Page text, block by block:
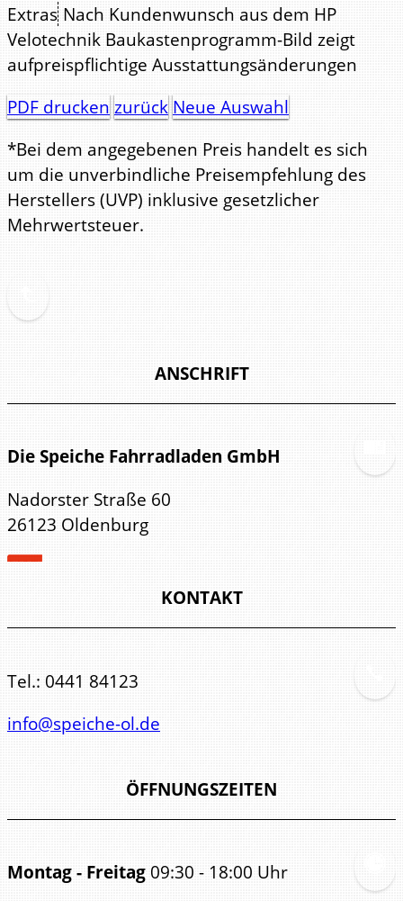
Extras Nach Kundenwunsch aus dem HP
Velotechnik Baukastenprogramm-Bild zeigt
aufpreispflichtige Ausstattungsänderungen
PDF drucken zurück Neue Auswahl
*Bei dem angegebenen Preis handelt es sich
um die unverbindliche Preisempfehlung des
Herstellers (UVP) inklusive gesetzlicher
Mehrwertsteuer.
ANSCHRIFT
Die Speiche Fahrradladen GmbH
Nadorster Straße 60
26123 Oldenburg
KONTAKT
Tel.: 0441 84123
info@speiche-ol.de
ÖFFNUNGSZEITEN
Montag - Freitag 09:30 - 18:00 Uhr